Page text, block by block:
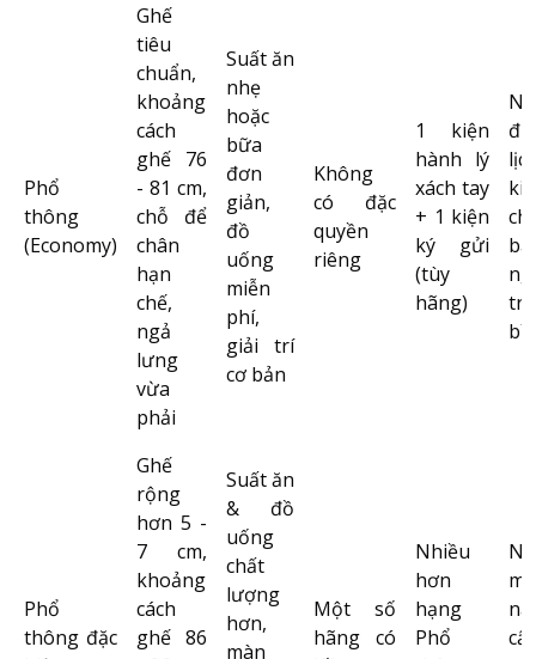
Phổ
thông
(Economy)
Ghế
tiêu
chuẩn,
khoảng
cách
ghế 76
- 81 cm,
chỗ để
chân
hạn
chế,
ngả
lưng
vừa
phải
Suất ăn
nhẹ
hoặc
bữa
đơn
giản,
đồ
uống
miễn
phí,
giải trí
cơ bản
Không
có đặc
quyền
riêng
1 kiện
hành lý
xách tay
+ 1 kiện
ký gửi
(tùy
hãng)
Phổ
thông đặc
Ghế
rộng
hơn 5 -
7 cm,
khoảng
cách
ghế 86
Suất ăn
& đồ
uống
chất
lượng
hơn,
màn
Một số
hãng có
Nhiều
hơn
hạng
Phổ